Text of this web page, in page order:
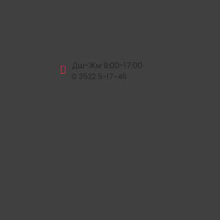
Дш-Жм 9:00-17:00
0 3522 5-17-46